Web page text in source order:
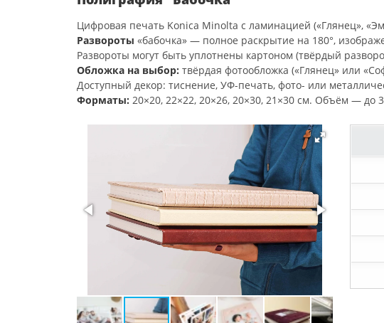
Цифровая печать Konica Minolta с ламинацией («Глянец»,
Развороты «бабочка» — полное раскрытие на 180°,
Развороты могут быть уплотнены картоном (твёрдый
Обложка на выбор: твёрдая фотообложка («Глянец» или
Доступный декор: тиснение, УФ-печать, фото- или
Форматы: 20×20, 22×22, 20×26, 20×30, 21×30 см. Объём — до